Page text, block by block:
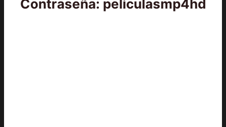
Contraseña: peliculasmp4hd